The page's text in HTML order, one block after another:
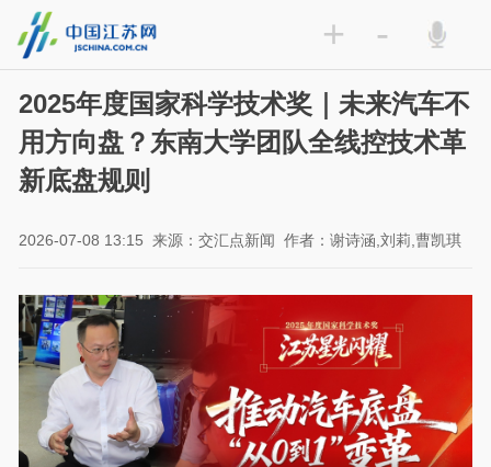
+ -
2025年度国家科学技术奖｜未来汽车不
用方向盘？东南大学团队全线控技术革
新底盘规则
2026-07-08 13:15 来源：交汇点新闻 作者：谢诗涵,刘莉,曹凯琪